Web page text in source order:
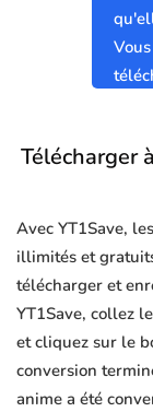
Télécharger
Avec YT1Save,
illimités et
télécharger et
YT1Save, collez
et cliquez sur le
conversion
anime a été